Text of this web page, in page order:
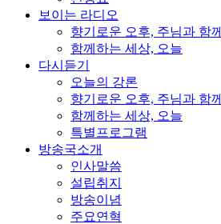
보이는 라디오
향기로운 오후, 주님과 함께
함께하는 세상, 오늘
다시듣기
오늘의 강론
향기로운 오후, 주님과 함께
함께하는 세상, 오늘
특별프로그램
방송국소개
인사말씀
설립취지
방송이념
주요연혁